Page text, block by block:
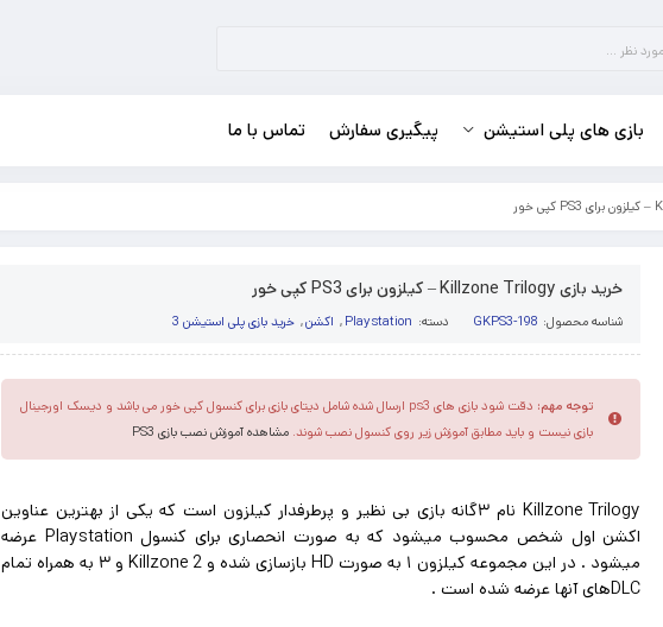
بازی های پلی استیشن پیگیری سفارش تماس با ما
خرید بازی Killzone Trilogy – کیلزون برای PS3 کپی خور
شناسه محصول: GKPS3-198 دسته: Playstation
, اکشن, خرید بازی پلی استیشن 3
توجه مهم:
دقت شود بازی های ps3 ارسال شده شامل دیتای بازی برای کنسول کپی خور می باشد و دیسک اورجینال
بازی نیست و باید مطابق آموزش زیر روی کنسول نصب شوند. مشاهده آموزش نصب بازی PS3
Killzone Trilogy
نام ۳گانه بازی بی نظیر و پرطرفدار کیلزون است که یکی از بهترین عناوین
اکشن اول شخص محسوب میشود که به صورت انحصاری برای کنسول Playstation عرضه
میشود . در این مجموعه کیلزون ۱ به صورت HD بازسازی شده و
Killzone
2 و ۳ به همراه تمام
DLCهای آنها عرضه شده است .